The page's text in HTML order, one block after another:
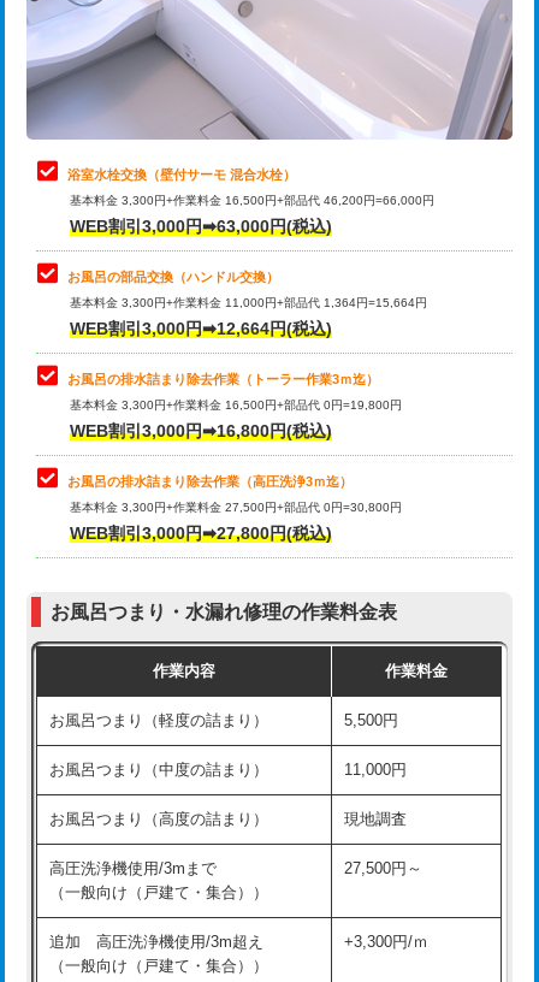
桝清掃 8,800円
止水・漏水調査・防水処理・清掃・修
理・調整・分解・加工など（軽作業）
止水・漏水調査・防水処理・清掃・修
理・調整・分解・加工など（中作業）
22,000円
止水・漏水調査・防水処理・清掃・修
理・調整・分解・加工など（重作業）
33,000円
トイレタンク脱着
トイレ便器脱着
タンクレストイレ脱着 33,000円
小便器トイレ脱着
その他部品の脱着 8,800円～
交換・取付（タンク）
交換・取付（普通便座） 11,000円+材料費
交換・取付（温水洗浄便座） 16,500円+材料費
交換・取付(単水栓（壁付・デッキ
式）)
13,200円+材料費
交換・取付(混合水栓（壁付・デッキ
式・ワンホール）)
16,500円+材料費
交換・取付(排水栓・排水トラップ
（P/S/ポップアップ））
22,000円+材料費
交換・取付（その他部品） 11,000円+材料費
浴室水栓交換（壁付サーモ 混合水栓）
基本料金 3,300円+作業料金 16,500円+部品代 46,200円=66,000円
WEB割引3,000円➡63,000円(税込)
お風呂の部品交換（ハンドル交換）
基本料金 3,300円+作業料金 11,000円+部品代 1,364円=15,664円
WEB割引3,000円➡12,664円(税込)
お風呂の排水詰まり除去作業（トーラー作業3ｍ迄）
基本料金 3,300円+作業料金 16,500円+部品代 0円=19,800円
WEB割引3,000円➡16,800円(税込)
お風呂の排水詰まり除去作業（高圧洗浄3ｍ迄）
基本料金 3,300円+作業料金 27,500円+部品代 0円=30,800円
WEB割引3,000円➡27,800円(税込)
お風呂つまり・水漏れ修理の作業料金表
作業内容 作業料金
お風呂つまり（軽度の詰まり） 5,500円
お風呂つまり（中度の詰まり） 11,000円
お風呂つまり（高度の詰まり） 現地調査
高圧洗浄機使用/3mまで
（一般向け（戸建て・集合））
27,500円～
追加 高圧洗浄機使用/3m超え
（一般向け（戸建て・集合））
+3,300円/ｍ